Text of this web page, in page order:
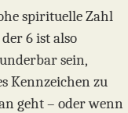
spirituelle Zahl
6 ist also
sein,
Kennzeichen zu
geht – oder wenn